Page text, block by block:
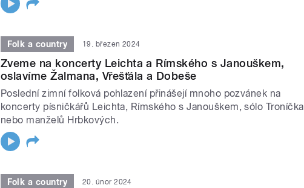
Folk a country 19. březen 2024
Zveme na koncerty Leichta a Rímského s Janouškem,
oslavíme Žalmana, Vřešťála a Dobeše
Poslední zimní folková pohlazení přinášejí mnoho pozvánek na
koncerty písničkářů Leichta, Rímského s Janouškem, sólo Troníčka
nebo manželů Hrbkových.
Folk a country 20. únor 2024